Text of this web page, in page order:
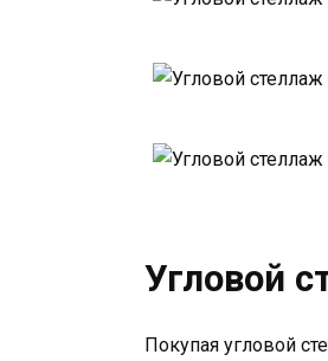
Угловой
Покупая угловой